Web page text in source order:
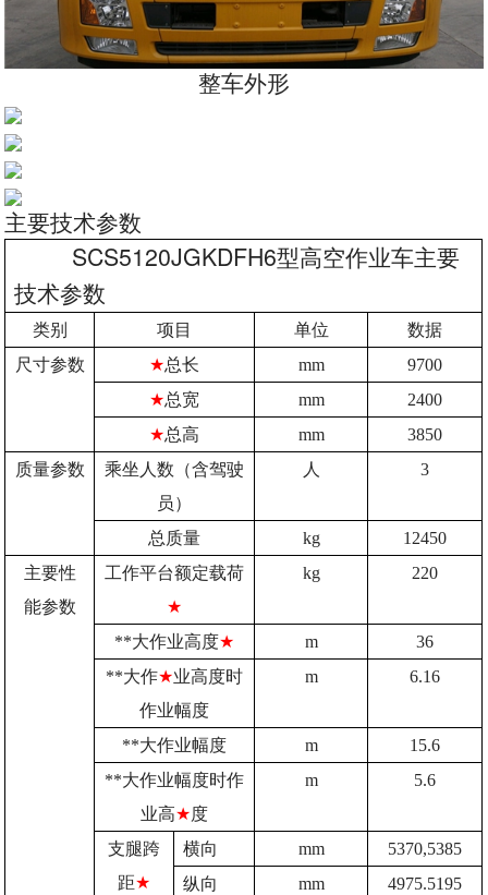
整车外形
主要技术参数
SCS5120JGKDFH6型高空作业车主要
技术参数
类别 项目 单位
数据
尺寸参数
★总长 mm
9700
★总宽 mm
2400
★总高 mm
3850
质量参数
乘坐人数（含驾驶
员）
人 3
总质量 kg
12450
主要性
能参数
工作平台额定载荷
★
kg 220
**大作业高度★ m
36
**大作★业高度时
作业幅度
m 6.16
**大作业幅度 m
15.6
**大作业幅度时作
业高★度
m 5.6
支腿跨
距★
横向 mm
5370,5385
纵向
mm
4975.5195